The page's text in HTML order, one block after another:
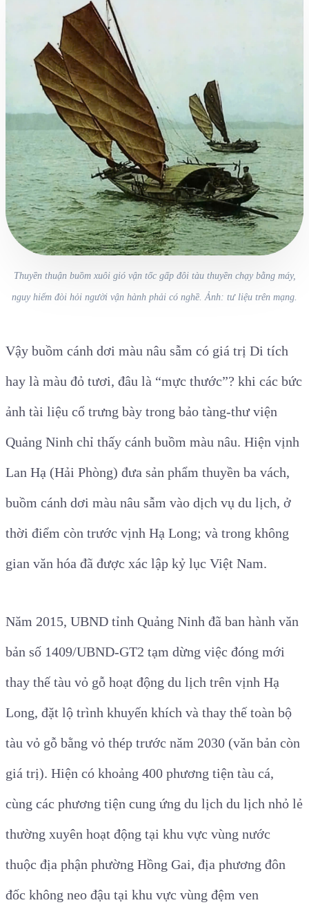
Thuyền thuận buồm xuôi gió vận tốc gấp đôi tàu thuyền chạy bằng máy,
nguy hiểm đòi hỏi người vận hành phải có nghề. Ảnh: tư liệu trên mạng.
Vậy buồm cánh dơi màu nâu sẫm có giá trị Di tích
hay là màu đỏ tươi, đâu là “mực thước”? khi các bức
ảnh tài liệu cổ trưng bày trong bảo tàng-thư viện
Quảng Ninh chỉ thấy cánh buồm màu nâu. Hiện vịnh
Lan Hạ (Hải Phòng) đưa sản phẩm thuyền ba vách,
buồm cánh dơi màu nâu sẫm vào dịch vụ du lịch, ở
thời điểm còn trước vịnh Hạ Long; và trong không
gian văn hóa đã được xác lập kỷ lục Việt Nam.
Năm 2015, UBND tỉnh Quảng Ninh đã ban hành văn
bản số 1409/UBND-GT2 tạm dừng việc đóng mới
thay thế tàu vỏ gỗ hoạt động du lịch trên vịnh Hạ
Long, đặt lộ trình khuyến khích và thay thế toàn bộ
tàu vỏ gỗ bằng vỏ thép trước năm 2030 (văn bản còn
giá trị). Hiện có khoảng 400 phương tiện tàu cá,
cùng các phương tiện cung ứng du lịch du lịch nhỏ lẻ
thường xuyên hoạt động tại khu vực vùng nước
thuộc địa phận phường Hồng Gai, địa phương đôn
đốc không neo đậu tại khu vực vùng đệm ven